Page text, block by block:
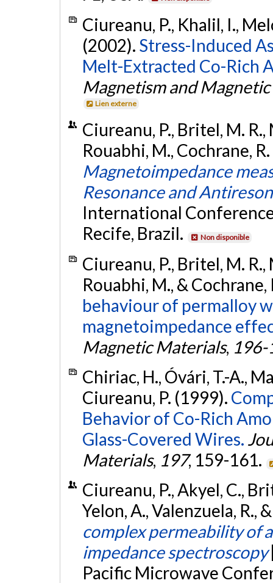
Ciureanu, P., Khalil, I.,
(2002). Stress-Induced
Melt-Extracted Co-Rich
Magnetism and
Lien externe
Ciureanu, P., Britel, M. R.,
Rouabhi, M., Cochrane,
Magnetoimpedance
Resonance and
International
Recife, Brazil.
Non disponible
Ciureanu, P., Britel, M. R.,
Rouabhi, M., &
behaviour of permalloy
magnetoimpedance
Magnetic Materials,
Chiriac, H., Óvári, T.-A.,
Ciureanu, P. (1999).
Behavior of Co-Rich
Glass-Covered Wires.
Materials, 197, 159-161.
Ciureanu, P., Akyel, C.,
Yelon, A., Valenzuela, R.,
complex permeability of
impedance spectroscopy
Pacific Microwave